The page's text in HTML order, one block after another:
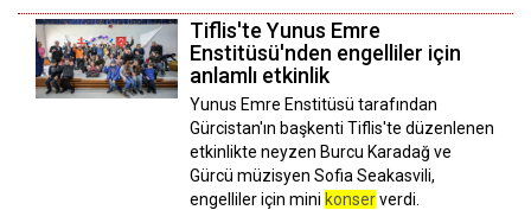
Tiflis'te Yunus Emre
Enstitüsü'nden engelliler için
anlamlı etkinlik
Yunus Emre Enstitüsü tarafından
Gürcistan'ın başkenti Tiflis'te düzenlenen
etkinlikte neyzen Burcu Karadağ ve
Gürcü müzisyen Sofia Seakasvili,
engelliler için mini konserverdi.